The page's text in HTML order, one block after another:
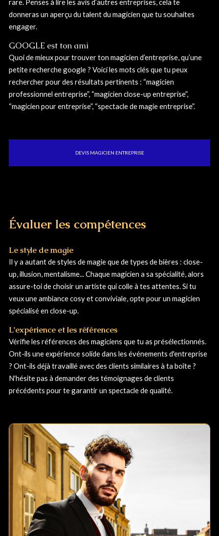
rare. Penses à lire les avis d’autres entreprises, cela te
donneras un aperçu du talent du magicien que tu souhaites
engager.
GOOGLE est ton ami
Quoi de mieux pour trouver ton magicien d’entreprise, qu’une
petite recherche google ? Voici les mots clés que tu peux
rechercher pour des résultats pertinents : “magicien
professionnel entreprise”, “magicien close-up entreprise”,
“magicien pour entreprise”, “spectacle de magie entreprise”.
DEVIS MAGICIEN ENTREPRISE
Évaluer les compétences
Le style de magie
Il y a autant de styles de magie que de types de bières : close-
up, illusion, mentalisme... Chaque magicien a sa spécialité, alors
assure-toi de choisir un artiste qui colle à tes attentes. Si tu
veux une ambiance cosy et conviviale, opte pour un magicien
spécialisé en close-up.
L'expérience et les références
Vérifie les références des magiciens que tu as présélectionnés.
Ont-ils une expérience solide dans les événements d'entreprise
? Ont-ils déjà travaillé avec des clients similaires à ta boîte ?
N'hésite pas à demander des témoignages de clients
précédents pour te garantir un spectacle de qualité.